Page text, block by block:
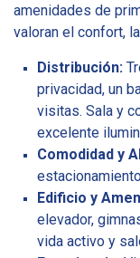
amenidades de
valoran el confort,
Distribución:
privacidad, un
visitas. Sala y
excelente
Comodidad y
Edificio y
elevador,
vida activo y